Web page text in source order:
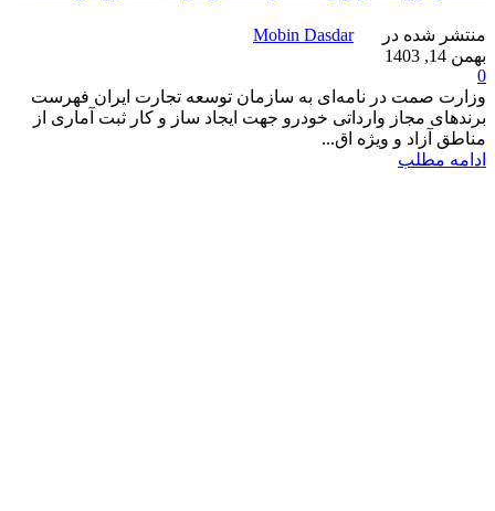
منتشر شده در
Mobin Dasdar
بهمن 14, 1403
0
وزارت صمت در نامه‌ای به سازمان توسعه تجارت ایران فهرست
برندهای مجاز وارداتی خودرو جهت ایجاد ساز و کار ثبت آماری از
مناطق آزاد و ویژه اق...
ادامه مطلب